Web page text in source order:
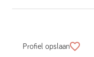
Profiel opslaan